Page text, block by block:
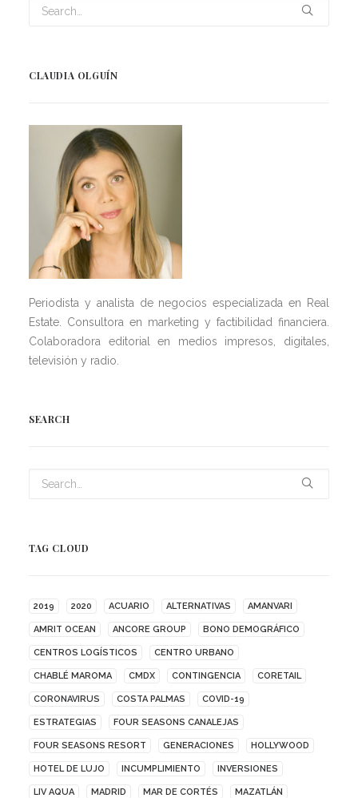
CLAUDIA OLGUÍN
Periodista y analista de negocios especializada en Real
Estate. Consultora en marketing y factibilidad financiera.
Colaboradora editorial en medios impresos, digitales,
televisión y radio.
SEARCH
TAG CLOUD
2019 2020 ACUARIO ALTERNATIVAS AMANVARI
AMRIT OCEAN ANCORE GROUP BONO DEMOGRÁFICO
CENTROS LOGÍSTICOS CENTRO URBANO
CHABLÉ MAROMA CMDX CONTINGENCIA CORETAIL
CORONAVIRUS COSTA PALMAS COVID-19
ESTRATEGIAS FOUR SEASONS CANALEJAS
FOUR SEASONS RESORT GENERACIONES HOLLYWOOD
HOTEL DE LUJO INCUMPLIMIENTO INVERSIONES
LIV AQUA MADRID MAR DE CORTÉS MAZATLÁN